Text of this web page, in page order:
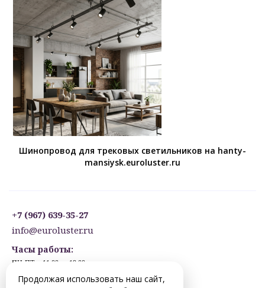
Шинопровод для трековых светильников на hanty-
mansiysk.euroluster.ru
+7 (967) 639-35-27
info@euroluster.ru
Часы работы:
ПН-ПТ: с 11:00 до 19:00
ВС: ВЫХОДНОЙ
Продолжая использовать наш сайт,